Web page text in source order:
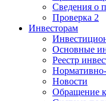
Сведения о
Проверка 2
Инвесторам
Основные
Реестр
Новости
Обращение